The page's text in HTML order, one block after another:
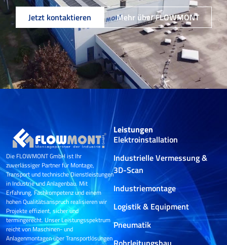
Jetzt kontaktieren
Mehr über FLOWMONT
Die FLOWMONT GmbH ist Ihr
zuverlässiger Partner für Montage,
Transport und technische Dienstleistungen
in Industrie und Anlagenbau. Mit
Erfahrung, Fachkompetenz und einem
hohen Qualitätsanspruch realisieren wir
Projekte effizient, sicher und
termingerecht. Unser Leistungsspektrum
reicht von Maschinen- und
Anlagenmontagen über Transportlösungen
Leistungen
Elektroinstallation
Industrielle Vermessung &
3D-Scan
Industriemontage
Logistik & Equipment
Pneumatik